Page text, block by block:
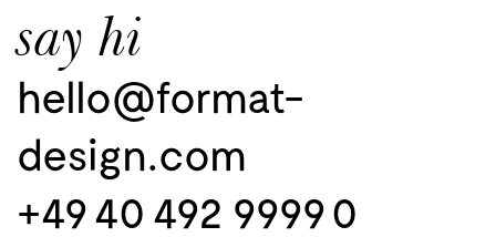
say hi
hello@format-
design.com
+49 40 492 9999 0